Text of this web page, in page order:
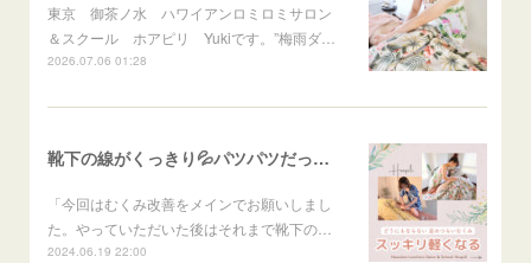
東京 御茶ノ水 ハワイアンロミロミサロン
＆スクール ホアピリ Yukiです。”梅雨ダ…
2026.07.06 01:28
靴下の線がくっきり💦パツパツだった脚がふわふわに
「今回はむくみ改善をメインでお願いしまし
た。やっていただいた後はそれまで靴下の…
2024.06.19 22:00